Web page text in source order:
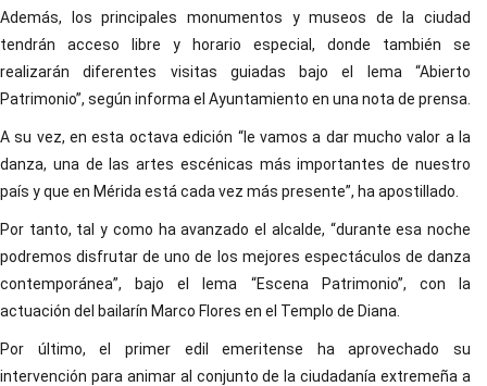
Además, los principales monumentos y museos de la ciudad
tendrán acceso libre y horario especial, donde también se
realizarán diferentes visitas guiadas bajo el lema “Abierto
Patrimonio”, según informa el Ayuntamiento en una nota de prensa.
A su vez, en esta octava edición “le vamos a dar mucho valor a la
danza, una de las artes escénicas más importantes de nuestro
país y que en Mérida está cada vez más presente”, ha apostillado.
Por tanto, tal y como ha avanzado el alcalde, “durante esa noche
podremos disfrutar de uno de los mejores espectáculos de danza
contemporánea”, bajo el lema “Escena Patrimonio”, con la
actuación del bailarín Marco Flores en el Templo de Diana.
Por último, el primer edil emeritense ha aprovechado su
intervención para animar al conjunto de la ciudadanía extremeña a